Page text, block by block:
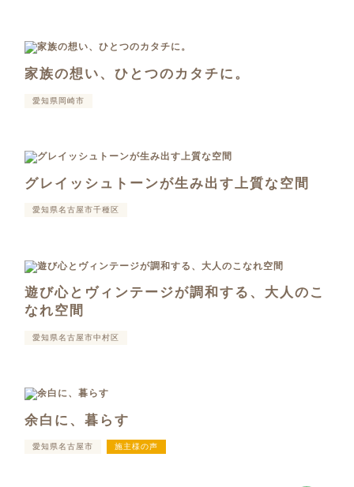
家族の想い、ひとつのカタチに。
愛知県岡崎市
グレイッシュトーンが生み出す上質な空間
愛知県名古屋市千種区
遊び心とヴィンテージが調和する、大人のこ
なれ空間
愛知県名古屋市中村区
余白に、暮らす
愛知県名古屋市 施主様の声